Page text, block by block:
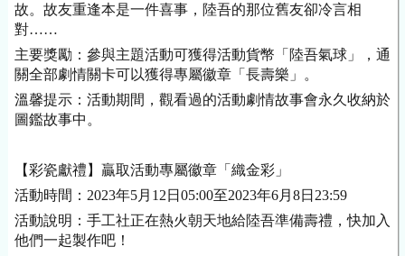
故。故友重逢本是一件喜事，陸吾的那位舊友卻冷言相
對……
主要獎勵：參與主題活動可獲得活動貨幣「陸吾氣球」，通
關全部劇情關卡可以獲得專屬徽章「長壽樂」。
溫馨提示：活動期間，觀看過的活動劇情故事會永久收納於
圖鑑故事中。
【彩瓷獻禮】贏取活動專屬徽章「織金彩」
活動時間：2023年5月12日05:00至2023年6月8日23:59
活動說明：手工社正在熱火朝天地給陸吾準備壽禮，快加入
他們一起製作吧！